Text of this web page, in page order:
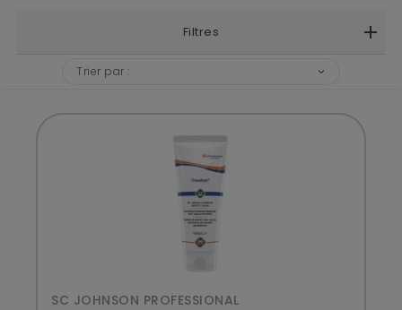
Filtres
Trier par :
SC JOHNSON PROFESSIONAL